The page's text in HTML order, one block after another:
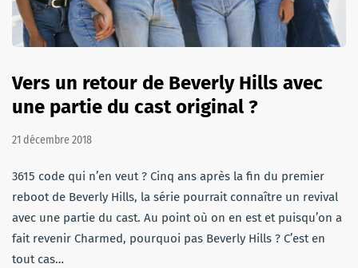
Vers un retour de Beverly Hills avec
une partie du cast original ?
21 décembre 2018
3615 code qui n’en veut ? Cinq ans après la fin du premier
reboot de Beverly Hills, la série pourrait connaître un revival
avec une partie du cast. Au point où on en est et puisqu’on a
fait revenir Charmed, pourquoi pas Beverly Hills ? C’est en
tout cas…